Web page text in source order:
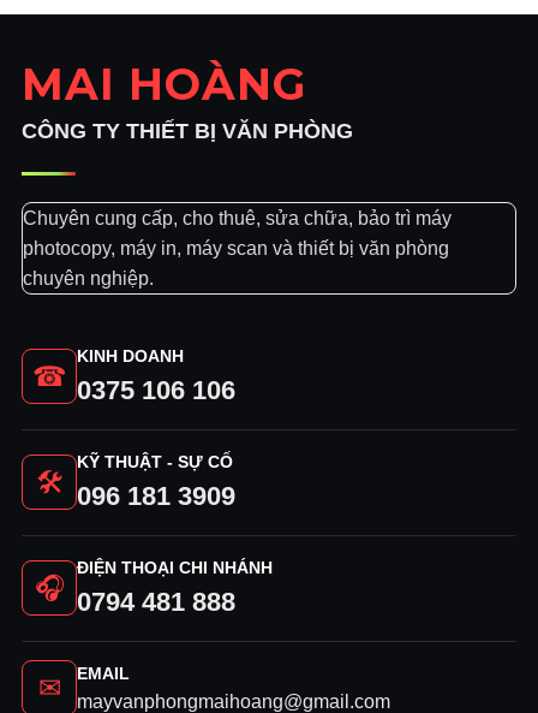
MAI HOÀNG
CÔNG TY THIẾT BỊ VĂN PHÒNG
Chuyên cung cấp, cho thuê, sửa chữa, bảo trì máy
photocopy, máy in, máy scan và thiết bị văn phòng
chuyên nghiệp.
☎
KINH DOANH
0375 106 106
🛠
KỸ THUẬT - SỰ CỐ
096 181 3909
🎧
ĐIỆN THOẠI CHI NHÁNH
0794 481 888
✉ EMAIL
mayvanphongmaihoang@gmail.com